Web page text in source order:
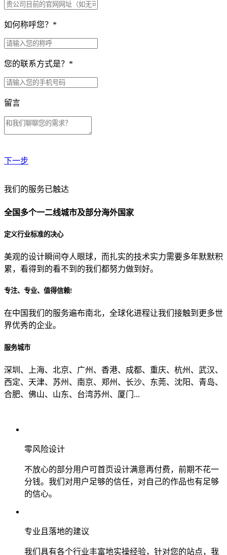
如何称呼您？ *
您的联系方式是？ *
留言
下一步
贵公司预算范围是？
贵公司的团队规模是？
目前主要的营销渠道是？
我们的服务已触达
全国多个一二线城市及部分海外国家
定义行业标准的决心
美观的设计瞬间夺人眼球，而扎实的技术实力需要多年默默积
累，看得到的看不到的我们都努力做到好。
专注、专业、值得信赖!
在中国我们的服务遍布南北，全球化进程让我们接触到更多世
界优秀的企业。
服务城市
深圳、上海、北京、广州、香港、成都、重庆、杭州、武汉、
西定、天津、苏州、南京、郑州、长沙、东莞、沈阳、青岛、
合肥、佛山、山东、台湾苏州、厦门...
零风险设计
不放心的部分用户可首页设计满意再付费，前期不花一
分钱。我们对用户足够的信任，对自己的作品也有足够
的信心。
专业且落地的建议
我们具有各个行业丰富地实操经验，针对您的站点，我